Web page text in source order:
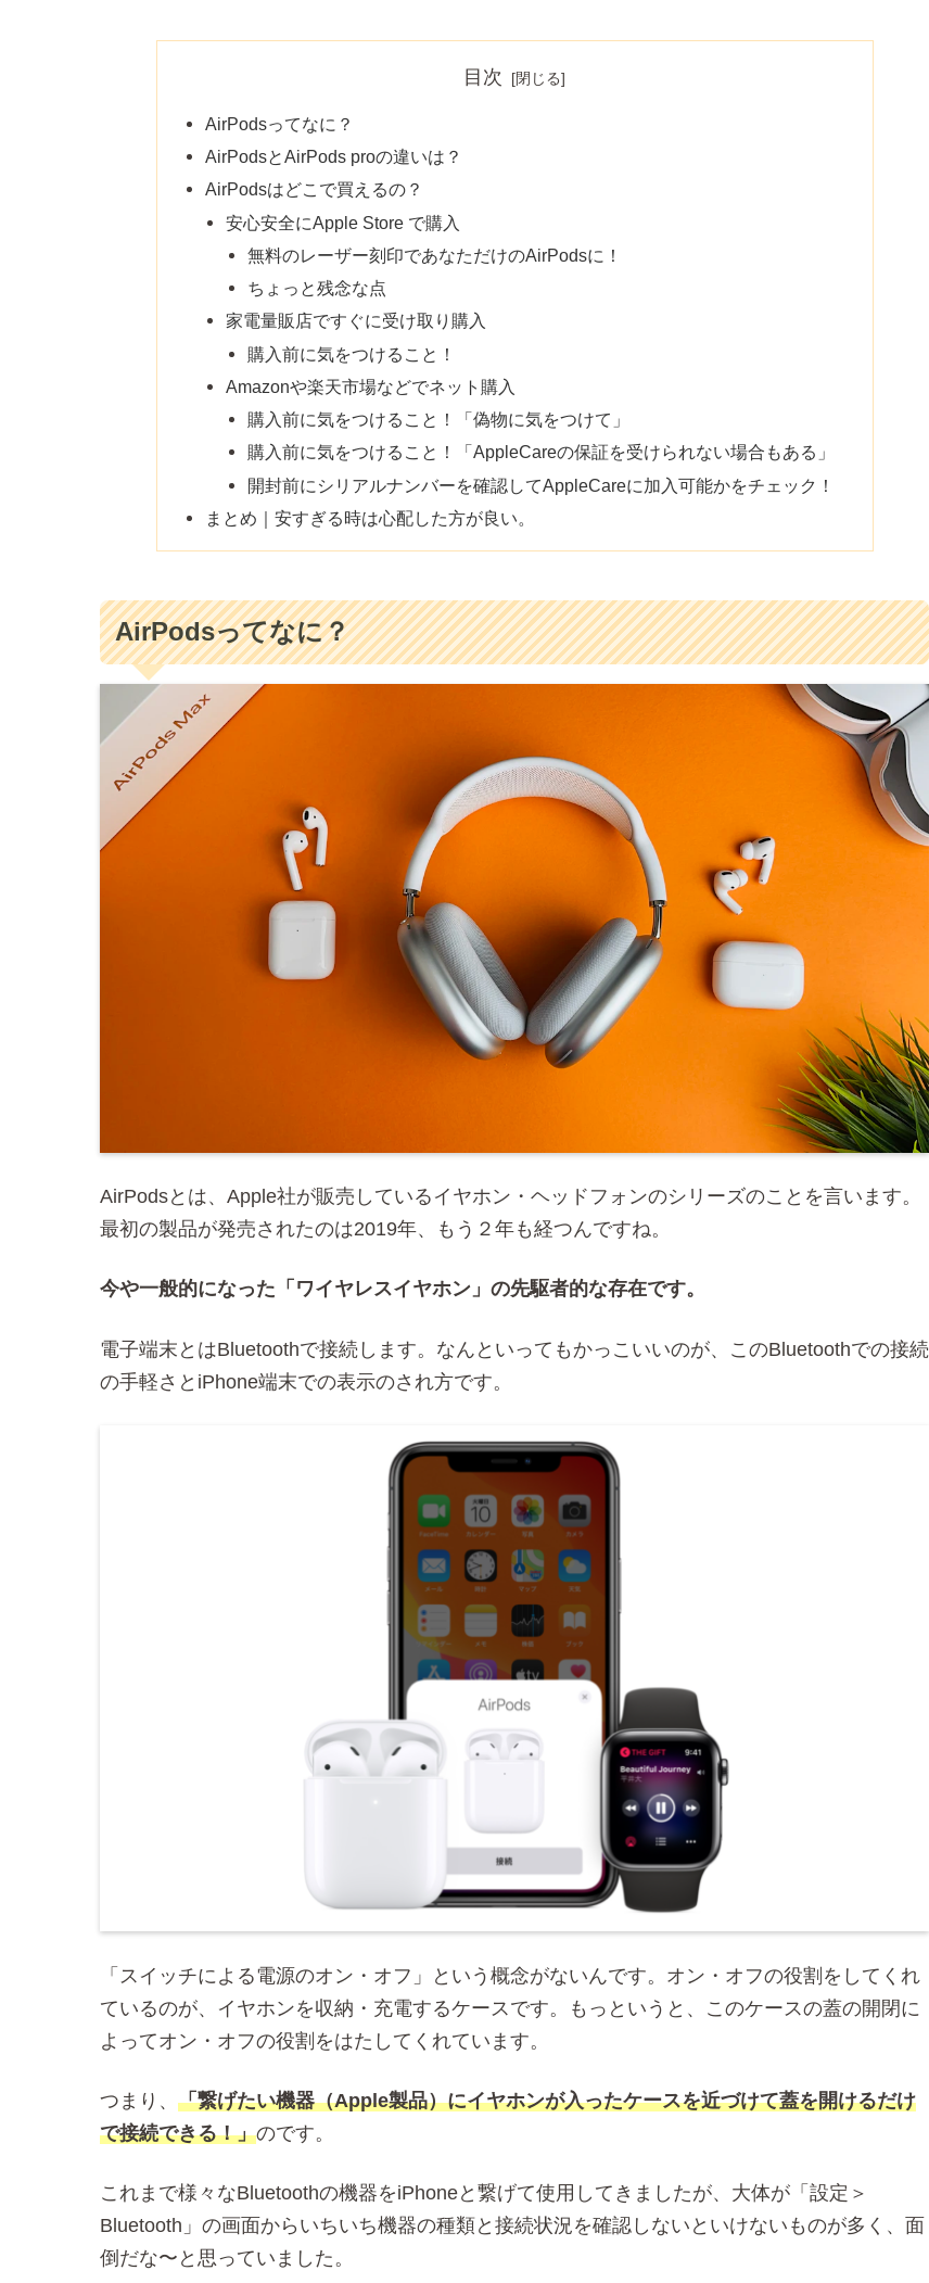
目次
AirPodsってなに？
AirPodsとAirPods proの違いは？
AirPodsはどこで買えるの？
安心安全にApple Store で購入
無料のレーザー刻印であなただけのAirPodsに！
ちょっと残念な点
家電量販店ですぐに受け取り購入
購入前に気をつけること！
Amazonや楽天市場などでネット購入
購入前に気をつけること！「偽物に気をつけて」
購入前に気をつけること！「AppleCareの保証を受けられない場合もある」
開封前にシリアルナンバーを確認してAppleCareに加入可能かをチェック！
まとめ｜安すぎる時は心配した方が良い。
AirPodsってなに？
AirPodsとは、Apple社が販売しているイヤホン・ヘッドフォンのシリーズのことを言います。
最初の製品が発売されたのは2019年、もう２年も経つんですね。
今や一般的になった「ワイヤレスイヤホン」の先駆者的な存在です。
電子端末とはBluetoothで接続します。なんといってもかっこいいのが、このBluetoothでの接続
の手軽さとiPhone端末での表示のされ方です。
「スイッチによる電源のオン・オフ」という概念がないんです。オン・オフの役割をしてくれ
ているのが、イヤホンを収納・充電するケースです。もっというと、このケースの蓋の開閉に
よってオン・オフの役割をはたしてくれています。
つまり、 「繋げたい機器（Apple製品）にイヤホンが入ったケースを近づけて蓋を開けるだけ
で接続できる！」のです。
これまで様々なBluetoothの機器をiPhoneと繋げて使用してきましたが、大体が「設定＞
Bluetooth」の画面からいちいち機器の種類と接続状況を確認しないといけないものが多く、面
倒だな〜と思っていました。